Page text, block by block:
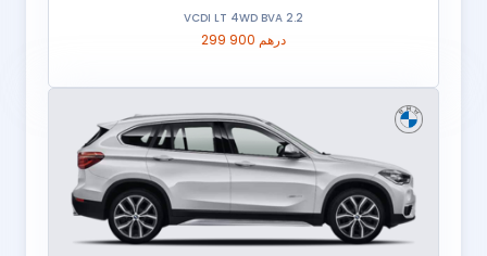
2.2 VCDI LT 4WD BVA
299 900 درهم